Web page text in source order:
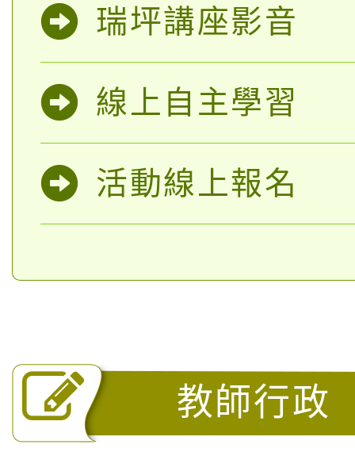
瑞坪講座影音
線上自主學習
活動線上報名
教師行政